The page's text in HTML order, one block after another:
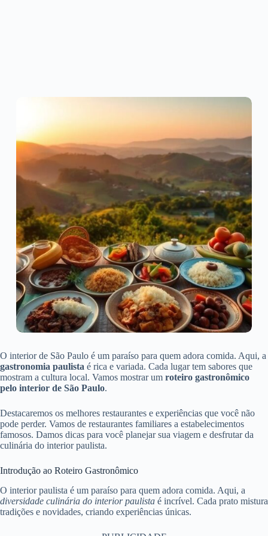
O interior de São Paulo é um paraíso para quem adora comida. Aqui, a
gastronomia paulista é rica e variada. Cada lugar tem sabores que
mostram a cultura local. Vamos mostrar um roteiro gastronômico
pelo interior de São Paulo.
Destacaremos os melhores restaurantes e experiências que você não
pode perder. Vamos de restaurantes familiares a estabelecimentos
famosos. Damos dicas para você planejar sua viagem e desfrutar da
culinária do interior paulista.
Introdução ao Roteiro Gastronômico
O interior paulista é um paraíso para quem adora comida. Aqui, a
diversidade culinária do interior paulista é incrível. Cada prato mistura
tradições e novidades, criando experiências únicas.